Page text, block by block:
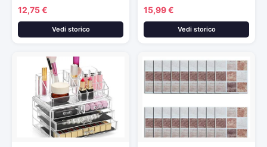
12,75 €
Vedi storico
15,99 €
Vedi storico